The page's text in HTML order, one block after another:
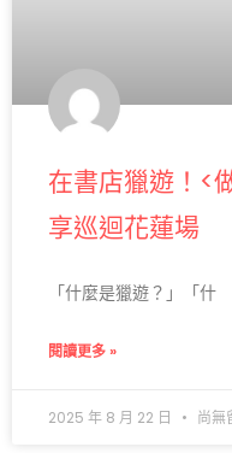
在書店獵遊！<
享巡迴花蓮場
「什麼是獵遊？」「什
閱讀更多 »
2025 年 8 月 22 日 尚無